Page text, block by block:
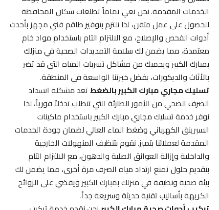
الخدمات المقدمة. نحن نعي تماماً تطلعات سكان المحافظة
للحصول على عمل متقن، لذا نلتزم بتوفير طاقم فني مجهز بأحدث
أدوات الفحص والإصلاح، مع الالتزام التام باستخدام مواد خام
معتمدة، مما يضمن لك سلامة التمديدات الصحية في منزلك
بمبارك الكبير ويحميك من مشاكل تسربات المياه التي قد تضر
بالأثاث والديكورات، بفضل خبرتنا الواسعة في المنطقة.
تسليك مجاري مبارك الكبير بالضغطتعد مشكلة انسداد
الصرف الصحي من الأمور الطارئة التي تتطلب تدخلاً فورياً، لذا
نوفر خدمة تسليك مجاري مبارك الكبير باستخدام ماكينات
السبرينق الكهربائي وضغط الماء العالي لضمان جودة الخدمات
المقدمة لعملائنا بتميز. نقوم بتنظيف المنهولات الخارجية
والداخلية وإزالة العوائق الصلبة والدهون، مع الالتزام التام
بتقديم حلول تمنع ارتداد مياه الصرف مرة أخرى، مما يضمن لك
بيئة صحية ونظيفة في منزلك بمبارك الكبير ويقضي على الروائح
الكريهة بأساليب تقنية حديثة وسريعة جداً.